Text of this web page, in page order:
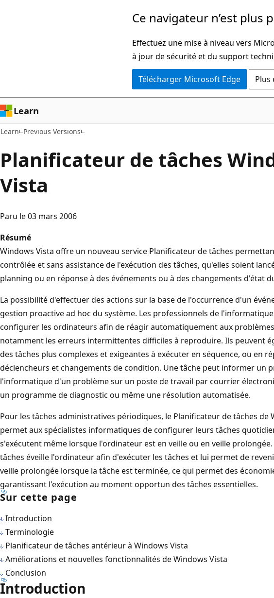
Ce navigateur n’est plus
Effectuez une mise à niveau vers
à jour de sécurité et du support
Télécharger Microsoft Edge Plus
Learn
Learn Previous Versions
Planificateur de tâches
Vista
Paru le 03 mars 2006
Résumé
Windows Vista offre un nouveau service Planificateur de tâches
contrôlée et sans assistance de l'exécution des tâches, qu'elles soient
planning ou en réponse à des événements ou à des changements d'état
La possibilité d'effectuer des actions sur la base de l'occurrence d'un
gestion proactive ad hoc du système. Les professionnels de
configurer les ordinateurs afin de réagir automatiquement aux
notamment les erreurs intermittentes difficiles à reproduire. Ils peuvent
des tâches plus complexes et exigeantes à exécuter en séquence, ou en
déclencheurs et changements de condition. Une tâche peut informer un
l'informatique d'un problème sur un poste de travail par courrier
un programme de diagnostic ou même une résolution automatisée.
Pour les tâches administratives périodiques, le Planificateur de tâches de
permet aux spécialistes informatiques de configurer leurs tâches
s'exécutent même lorsque l'ordinateur est en veille ou en veille
tâches éveille l'ordinateur afin d'exécuter les tâches et lui permet de
veille prolongée lorsque la tâche est terminée, ce qui permet des
garantissant l'exécution au moment opportun des tâches essentielles.
Sur cette page
Introduction
Terminologie
Planificateur de tâches antérieur à Windows Vista
Améliorations et nouvelles fonctionnalités de Windows Vista
Conclusion
Introduction